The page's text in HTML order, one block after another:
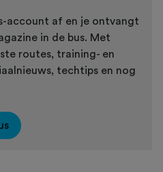
account af en je ontvangt
in de bus. Met
routes, training- en
techtips en nog